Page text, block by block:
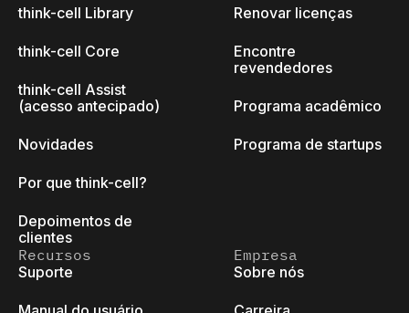
think-cell Library
think-cell Core
think-cell Assist
(acesso antecipado)
Novidades
Por que think-cell?
Depoimentos de
clientes
Renovar licenças
Encontre
revendedores
Programa acadêmico
Programa de startups
Recursos
Suporte
Empresa
Sobre nós